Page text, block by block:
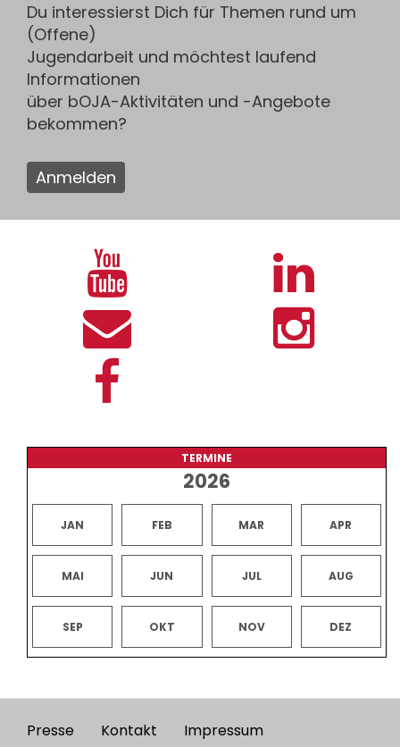
Du interessierst Dich für Themen rund um
(Offene)
Jugendarbeit und möchtest laufend
Informationen
über bOJA-Aktivitäten und -Angebote
bekommen?
Anmelden
TERMINE
2026
JAN FEB MAR APR
MAI JUN JUL AUG
SEP OKT NOV DEZ
Presse Kontakt Impressum